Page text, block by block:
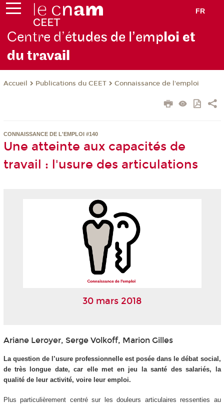
FR
Centre d’études de l’emploi et
du travail
Accueil Publications du CEET Connaissance de l'emploi
CONNAISSANCE DE L'EMPLOI #140
Une atteinte aux capacités de
travail : l'usure des articulations
30 mars 2018
Ariane Leroyer, Serge Volkoff, Marion Gilles
La question de l’usure professionnelle est posée dans le débat social,
de très longue date, car elle met en jeu la santé des salariés, la
qualité de leur activité, voire leur emploi.
Plus particulièrement centré sur les douleurs articulaires ressenties au